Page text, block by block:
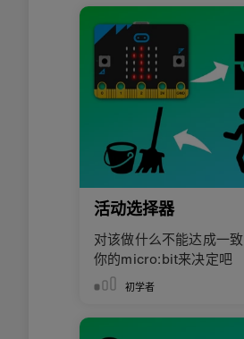
活动选择器
对该做什么不能达成一
你的micro:bit来决定吧
初学者